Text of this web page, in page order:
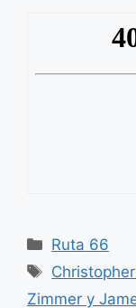
Categorías
Ruta 66
Etiquetas
Zimmer y